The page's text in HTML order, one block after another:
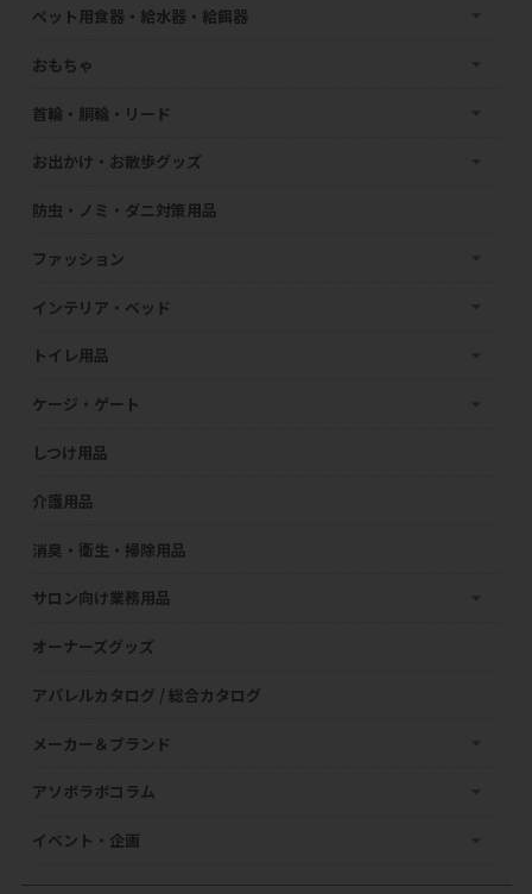
ペット用食器・給水器・給餌器
おもちゃ
首輪・胴輪・リード
お出かけ・お散歩グッズ
防虫・ノミ・ダニ対策用品
ファッション
インテリア・ベッド
トイレ用品
ケージ・ゲート
しつけ用品
介護用品
消臭・衛生・掃除用品
サロン向け業務用品
オーナーズグッズ
アパレルカタログ / 総合カタログ
メーカー＆ブランド
アソボラボコラム
イベント・企画